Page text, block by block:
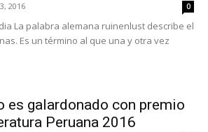
2016 0
La palabra alemana ruinenlust describe el
Es un término al que una y otra vez
es galardonado con premio
Peruana 2016